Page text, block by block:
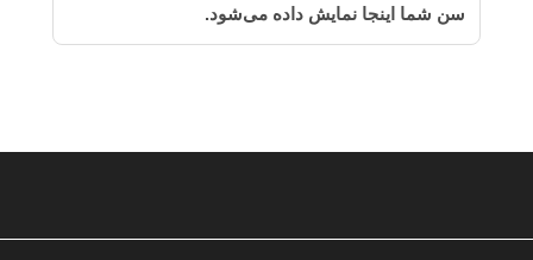
سن شما اینجا نمایش داده می‌شود.